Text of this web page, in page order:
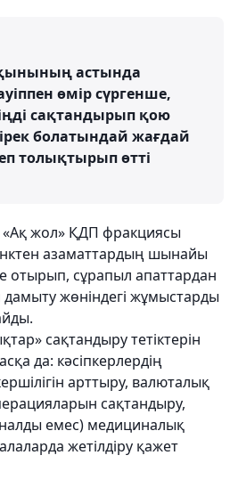
астында
өмір сүргенше,
сақтандырып қою
болатындай жағдай
толықтырып өтті
жол» ҚДП фракциясы
азаматтардың шынайы
отырып, сұрапыл апаттардан
жөніндегі жұмыстарды
сақтандыру тетіктерін
да: кәсіпкерлердің
арттыру, валюталық
сақтандыру,
емес) медициналық
жетілдіру қажет